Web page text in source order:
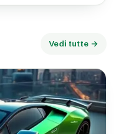
Vedi tutte →